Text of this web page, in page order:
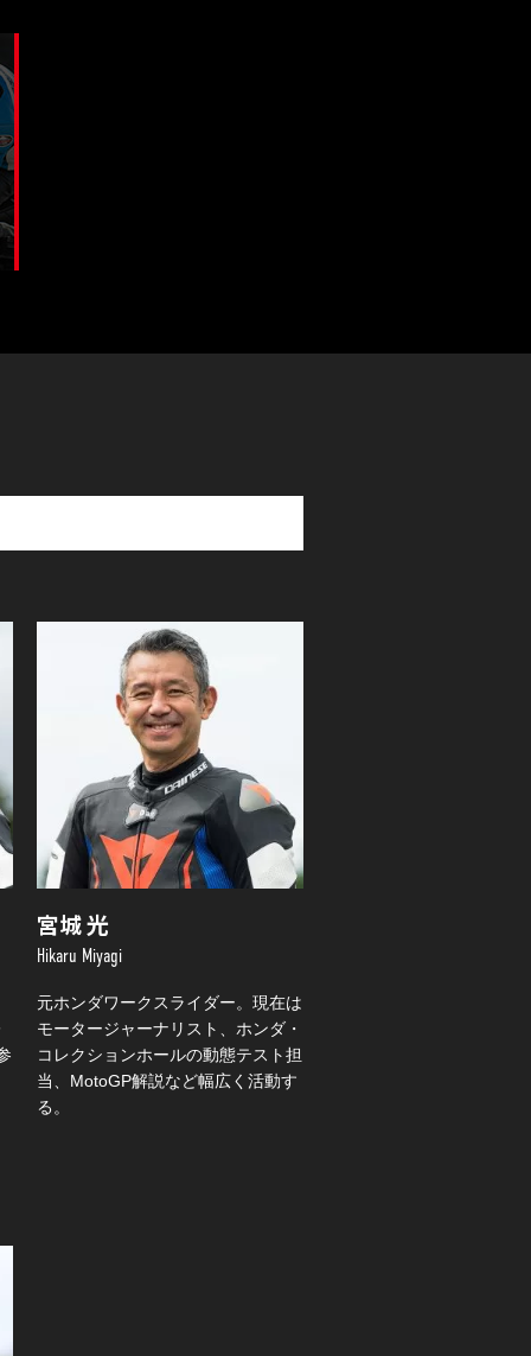
宮城 光
Hikaru Miyagi
元ホンダワークスライダー。現在は
モータージャーナリスト、ホンダ・
コレクションホールの動態テスト担
当、MotoGP解説など幅広く活動す
る。